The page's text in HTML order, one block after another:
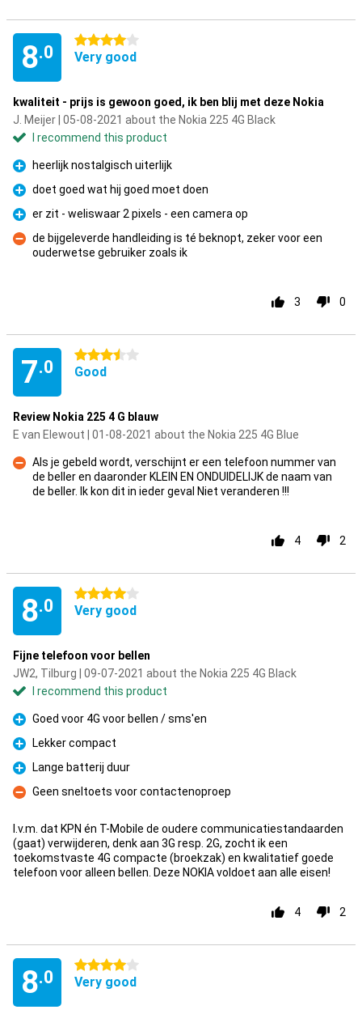
8.0
4 stars
Very good
kwaliteit - prijs is gewoon goed, ik ben blij met deze Nokia
J. Meijer | 05-08-2021 about the Nokia 225 4G Black
I recommend this product
Pro
heerlijk nostalgisch uiterlijk
Pro
doet goed wat hij goed moet doen
Pro
er zit - weliswaar 2 pixels - een camera op
Con
de bijgeleverde handleiding is té beknopt, zeker voor een
ouderwetse gebruiker zoals ik
3 0
7.0
3.5 stars
Good
Review Nokia 225 4 G blauw
E van Elewout | 01-08-2021 about the Nokia 225 4G Blue
Als je gebeld wordt, verschijnt er een telefoon nummer van
de beller en daaronder KLEIN EN ONDUIDELIJK de naam van
de beller. Ik kon dit in ieder geval Niet veranderen !!!
4 2
8.0
4 stars
Very good
Fijne telefoon voor bellen
JW2, Tilburg | 09-07-2021 about the Nokia 225 4G Black
I recommend this product
Pro
Goed voor 4G voor bellen / sms'en
Pro
Lekker compact
Pro
Lange batterij duur
Con
Geen sneltoets voor contactenoproep
I.v.m. dat KPN én T-Mobile de oudere communicatiestandaarden
(gaat) verwijderen, denk aan 3G resp. 2G, zocht ik een
toekomstvaste 4G compacte (broekzak) en kwalitatief goede
telefoon voor alleen bellen. Deze NOKIA voldoet aan alle eisen!
4 2
8.0
4 stars
Very good